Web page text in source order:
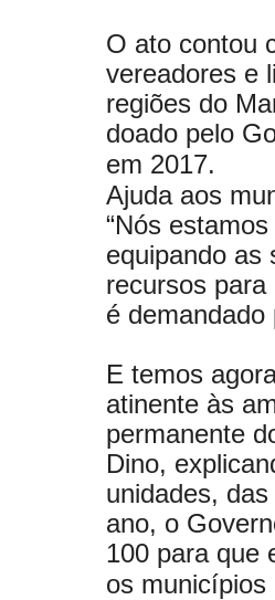
O ato contou
vereadores e
regiões do
doado pelo
em 2017.
Ajuda aos
“Nós
equipando as
recursos
é
E temos
atinente às
permanente
Dino,
unidades,
ano, o
100 para que
os municípios